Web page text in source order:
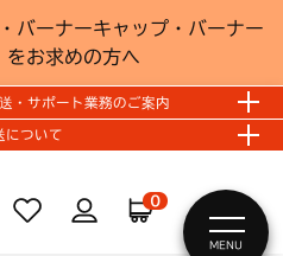
バーナーキャップ・バーナー
をお求めの方へ
・サポート業務のご案内
について
0
MENU